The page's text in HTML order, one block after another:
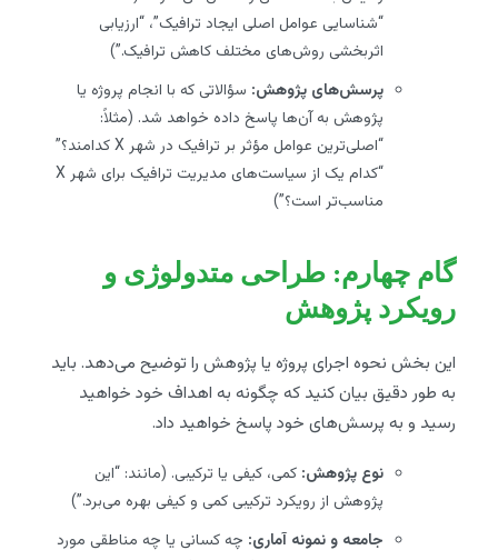
“شناسایی عوامل اصلی ایجاد ترافیک”، “ارزیابی
اثربخشی روش‌های مختلف کاهش ترافیک.”)
پرسش‌های پژوهش:سؤالاتی که با انجام پروژه یا
پژوهش به آن‌ها پاسخ داده خواهد شد. (مثلاً:
“اصلی‌ترین عوامل مؤثر بر ترافیک در شهر X کدامند؟”
“کدام یک از سیاست‌های مدیریت ترافیک برای شهر X
مناسب‌تر است؟”)
گام چهارم: طراحی متدولوژی و
رویکرد پژوهش
این بخش نحوه اجرای پروژه یا پژوهش را توضیح می‌دهد. باید
به طور دقیق بیان کنید که چگونه به اهداف خود خواهید
رسید و به پرسش‌های خود پاسخ خواهید داد.
نوع پژوهش:کمی، کیفی یا ترکیبی. (مانند: “این
پژوهش از رویکرد ترکیبی کمی و کیفی بهره می‌برد.”)
جامعه و نمونه آماری:چه کسانی یا چه مناطقی مورد